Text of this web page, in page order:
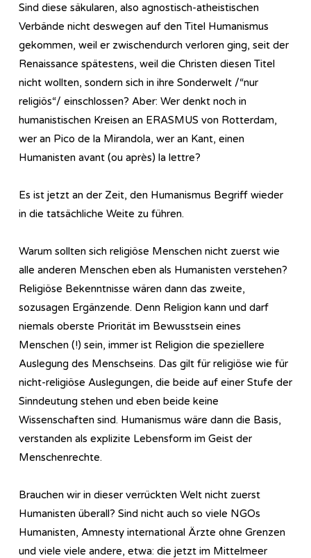
Sind diese säkularen, also agnostisch-atheistischen
Verbände nicht deswegen auf den Titel Humanismus
gekommen, weil er zwischendurch verloren ging, seit der
Renaissance spätestens, weil die Christen diesen Titel
nicht wollten, sondern sich in ihre Sonderwelt /“nur
religiös“/ einschlossen? Aber: Wer denkt noch in
humanistischen Kreisen an ERASMUS von Rotterdam,
wer an Pico de la Mirandola, wer an Kant, einen
Humanisten avant (ou après) la lettre?
Es ist jetzt an der Zeit, den Humanismus Begriff wieder
in die tatsächliche Weite zu führen.
Warum sollten sich religiöse Menschen nicht zuerst wie
alle anderen Menschen eben als Humanisten verstehen?
Religiöse Bekenntnisse wären dann das zweite,
sozusagen Ergänzende. Denn Religion kann und darf
niemals oberste Priorität im Bewusstsein eines
Menschen (!) sein, immer ist Religion die speziellere
Auslegung des Menschseins. Das gilt für religiöse wie für
nicht-religiöse Auslegungen, die beide auf einer Stufe der
Sinndeutung stehen und eben beide keine
Wissenschaften sind. Humanismus wäre dann die Basis,
verstanden als explizite Lebensform im Geist der
Menschenrechte.
Brauchen wir in dieser verrückten Welt nicht zuerst
Humanisten überall? Sind nicht auch so viele NGOs
Humanisten, Amnesty international Ärzte ohne Grenzen
und viele viele andere, etwa: die jetzt im Mittelmeer